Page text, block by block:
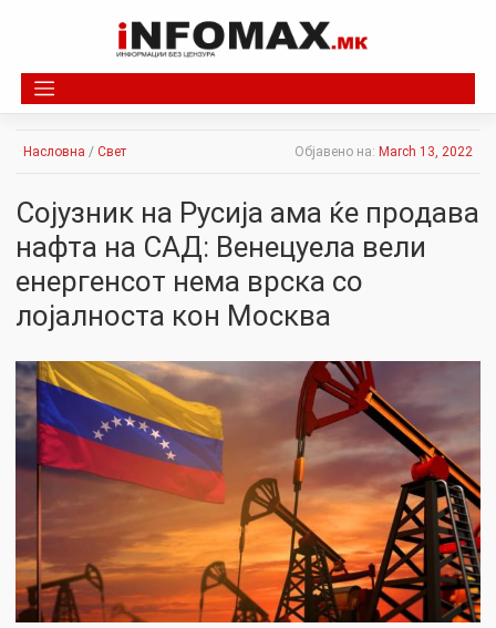
Насловна / Свет Објавено на: March 13, 2022
Сојузник на Русија ама ќе продава
нафта на САД: Венецуела вели
енергенсот нема врска со
лојалноста кон Москва